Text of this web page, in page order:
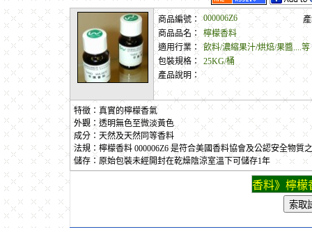
商品編號： 000006Z6
商品品名：
檸檬香料
適用行業：
飲料/濃縮果汁/烘焙/果醬....等
包裝規格： 25KG/桶
產品說明：
特徵：真實的檸檬香氣
外觀：透明無色至微淡黃色
成分：天然及天然同等香料
法規：檸檬香料 000006Z6 是符合美國香料協會及公認安全物質
儲存：原始包裝未經開封在乾燥陰涼室溫下可儲存1年
香料》檸